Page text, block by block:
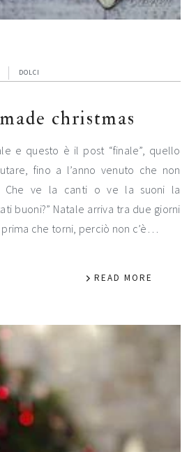
DOLCI
christmas
e questo è il post “finale”, quello
fino a l’anno venuto che non
Che ve la canti o ve la suoni la
buoni?” Natale arriva tra due giorni
che torni, perciò non c’è…
READ MORE